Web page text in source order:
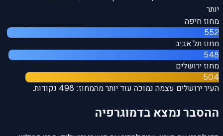
יותר
מחוז חיפה
552
מחוז תל אביב
548
מחוז ירושלים
504
העיר ירושלים עצמה נמוכה עוד יותר מהמחוז: 498 נקודות.
ההסבר נמצא בדמוגרפיה